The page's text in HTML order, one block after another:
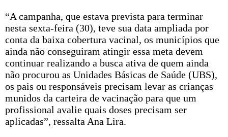
“A campanha, que estava prevista para terminar
nesta sexta-feira (30), teve sua data ampliada por
conta da baixa cobertura vacinal, os municípios que
ainda não conseguiram atingir essa meta devem
continuar realizando a busca ativa de quem ainda
não procurou as Unidades Básicas de Saúde (UBS),
os pais ou responsáveis precisam levar as crianças
munidos da carteira de vacinação para que um
profissional avalie quais doses precisam ser
aplicadas”, ressalta Ana Lira.